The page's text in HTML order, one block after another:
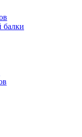
балки